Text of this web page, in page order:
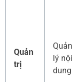
Quản
trị
Quản
lý nội
dung